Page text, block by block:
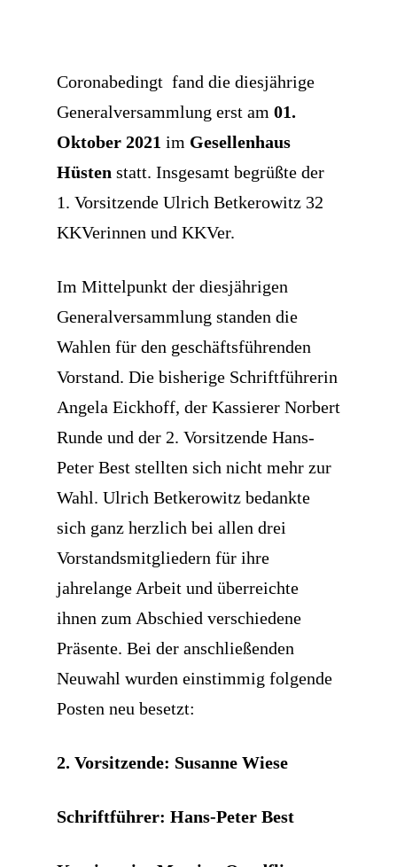
Coronabedingt fand die diesjährige
Generalversammlung erst am 01.
Oktober 2021 im Gesellenhaus
Hüsten statt. Insgesamt begrüßte der
1. Vorsitzende Ulrich Betkerowitz 32
KKVerinnen und KKVer.
Im Mittelpunkt der diesjährigen
Generalversammlung standen die
Wahlen für den geschäftsführenden
Vorstand. Die bisherige Schriftführerin
Angela Eickhoff, der Kassierer Norbert
Runde und der 2. Vorsitzende Hans-
Peter Best stellten sich nicht mehr zur
Wahl. Ulrich Betkerowitz bedankte
sich ganz herzlich bei allen drei
Vorstandsmitgliedern für ihre
jahrelange Arbeit und überreichte
ihnen zum Abschied verschiedene
Präsente. Bei der anschließenden
Neuwahl wurden einstimmig folgende
Posten neu besetzt:
2. Vorsitzende: Susanne Wiese
Schriftführer: Hans-Peter Best